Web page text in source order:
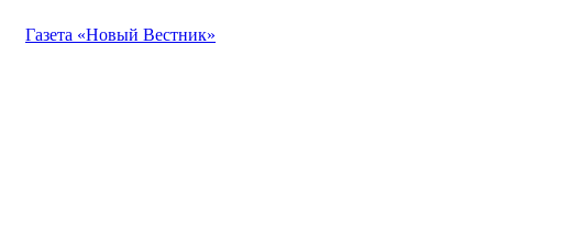
Газета «Новый Вестник»